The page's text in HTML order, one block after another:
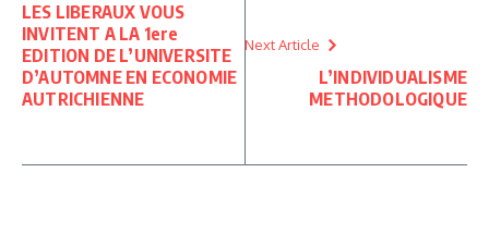
LES LIBERAUX VOUS
INVITENT A LA 1ere
EDITION DE L’UNIVERSITE
D’AUTOMNE EN ECONOMIE
AUTRICHIENNE
Next Article
L’INDIVIDUALISME
METHODOLOGIQUE